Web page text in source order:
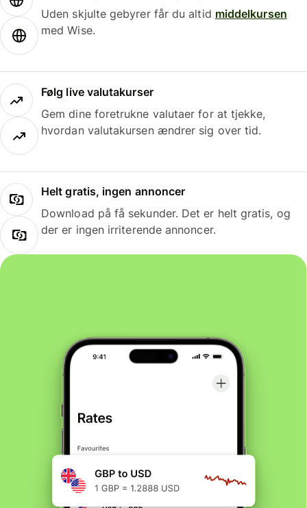
Uden skjulte gebyrer får du altid middelkursen
med Wise.
Følg live valutakurser
Gem dine foretrukne valutaer for at tjekke,
hvordan valutakursen ændrer sig over tid.
Helt gratis, ingen annoncer
Download på få sekunder. Det er helt gratis, og
der er ingen irriterende annoncer.